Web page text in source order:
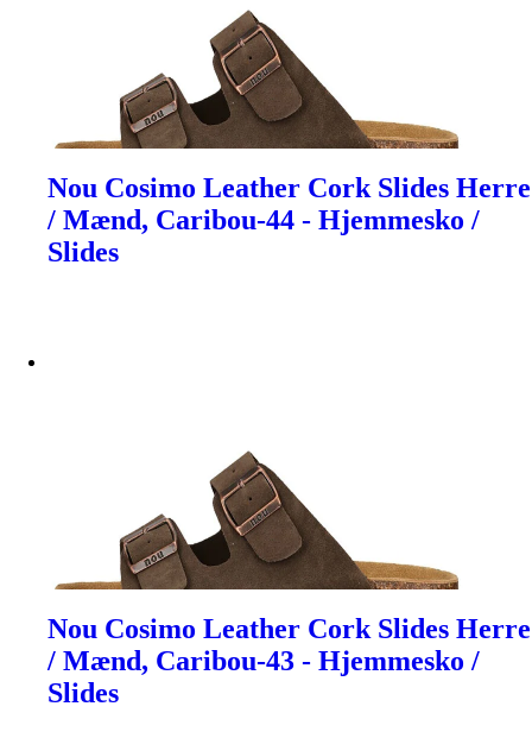
Nou Cosimo Leather Cork Slides Herre
/ Mænd, Caribou-44 - Hjemmesko /
Slides
Nou Cosimo Leather Cork Slides Herre
/ Mænd, Caribou-43 - Hjemmesko /
Slides